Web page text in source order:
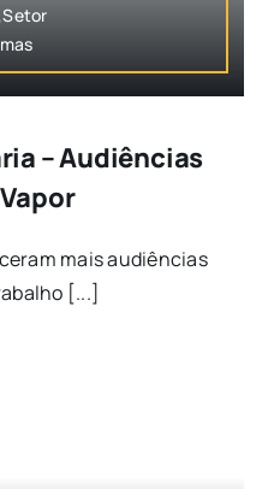
– Audiências
mais audiências
[...]